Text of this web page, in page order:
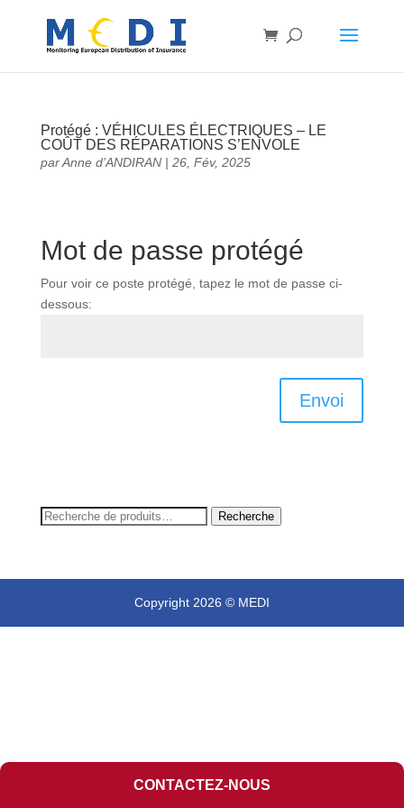
Protégé : VÉHICULES ÉLECTRIQUES – LE
COÛT DES RÉPARATIONS S’ENVOLE
parAnne d’ANDIRAN| 26, Fév, 2025
Mot de passe protégé
Pour voir ce poste protégé, tapez le mot de passe ci-
dessous:
Envoi
Recherche
Recherche
Copyright 2026 © MEDI
CONTACTEZ-NOUS